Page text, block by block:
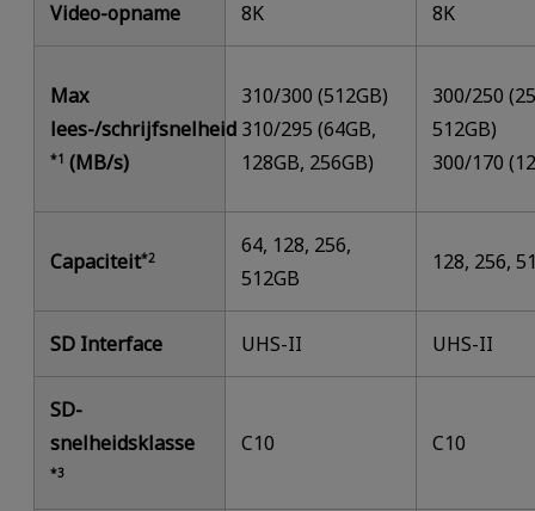
Video-opname 8K 8K
Max
lees-/schrijfsnelheid
*1 (MB/s)
310/300 (512GB)
310/295 (64GB,
128GB, 256GB)
300/250
512GB)
300/170
Capaciteit*2
64, 128, 256,
512GB
128, 256,
SD Interface UHS-II UHS-II
SD-
snelheidsklasse
*3
C10 C10